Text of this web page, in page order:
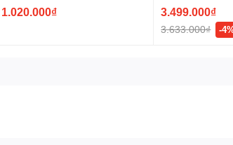
1.020.000₫ 3.499.000₫
3.633.000₫ -